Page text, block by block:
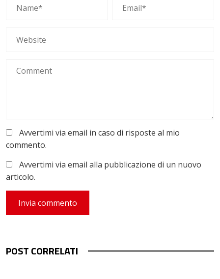
Avvertimi via email in caso di risposte al mio
commento.
Avvertimi via email alla pubblicazione di un nuovo
articolo.
POST CORRELATI